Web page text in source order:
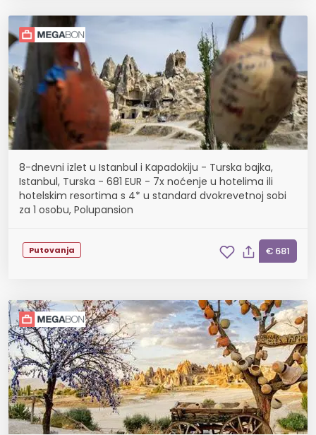
8-dnevni izlet u Istanbul i Kapadokiju - Turska bajka,
Istanbul, Turska - 681 EUR - 7x noćenje u hotelima ili
hotelskim resortima s 4* u standard dvokrevetnoj sobi
za 1 osobu, Polupansion
Putovanja € 681